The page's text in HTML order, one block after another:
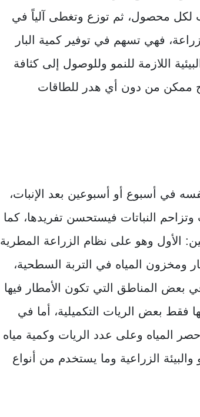
لكل محصول، ثم توزع وتغطى آلياً في
فهي تسهم في توفير كمية البار
اللازمة للنمو وللوصول إلى كثافة
ممكن من دون أي هدر للطاقات
في أسبوع أو أسبوعين بعد الإنبات،
النباتات فيستحسن تفريدها، كما
الأول وهو على نظام الزراعة المطرية
ومخزون المياه في التربة السطحية،
في بعض المناطق التي تكون الأمطار فيها
لها فقط بعض الريات التكميلية، أما في
المياه وعلى عدد الريات وكمية مياه
الزراعية وما يستخدم من أنواع